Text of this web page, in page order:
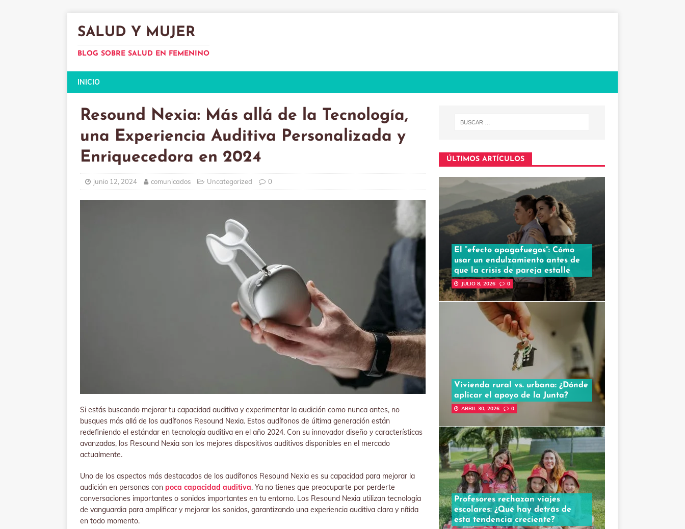
SALUD Y MUJER
BLOG SOBRE SALUD EN FEMENINO
INICIO
Resound Nexia: Más allá de la Tecnología,
una Experiencia Auditiva Personalizada y
Enriquecedora en 2024
junio 12, 2024 comunicados Uncategorized 0
Si estás buscando mejorar tu capacidad auditiva y experimentar la audición como nunca antes, no
busques más allá de los audífonos Resound Nexia. Estos audífonos de última generación están
redefiniendo el estándar en tecnología auditiva en el año 2024. Con su innovador diseño y características
avanzadas, los Resound Nexia son los mejores dispositivos auditivos disponibles en el mercado
actualmente.
Uno de los aspectos más destacados de los audífonos Resound Nexia es su capacidad para mejorar la
audición en personas con poca capacidad auditiva. Ya no tienes que preocuparte por perderte
conversaciones importantes o sonidos importantes en tu entorno. Los Resound Nexia utilizan tecnología
de vanguardia para amplificar y mejorar los sonidos, garantizando una experiencia auditiva clara y nítida
en todo momento.
ÚLTIMOS ARTÍCULOS
El “efecto apagafuegos”: Cómo
usar un endulzamiento antes de
que la crisis de pareja estalle
JULIO 8, 2026 0
Vivienda rural vs. urbana: ¿Dónde
aplicar el apoyo de la Junta?
ABRIL 30, 2026 0
Profesores rechazan viajes
escolares: ¿Qué hay detrás de
esta tendencia creciente?